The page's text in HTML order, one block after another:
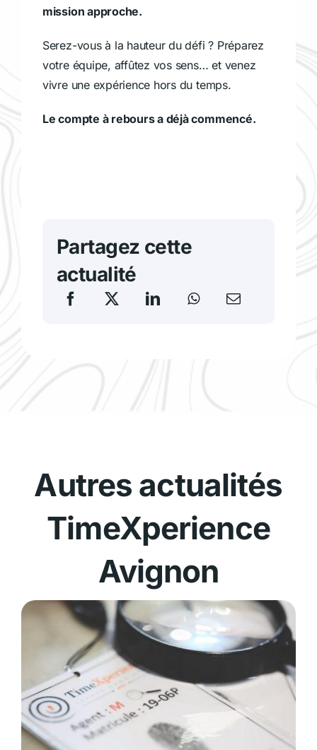
mission approche.
Serez-vous à la hauteur du défi ? Préparez
votre équipe, affûtez vos sens… et venez
vivre une expérience hors du temps.
Le compte à rebours a déjà commencé.
Partagez cette
actualité
Autres actualités
TimeXperience
Avignon